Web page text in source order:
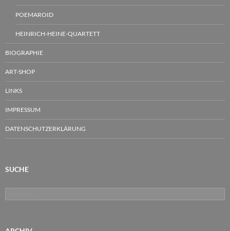
POEMAROID
HEINRICH-HEINE-QUARTETT
BIOGRAPHIE
ART-SHOP
LINKS
IMPRESSUM
DATENSCHUTZERKLÄRUNG
SUCHE
nach: